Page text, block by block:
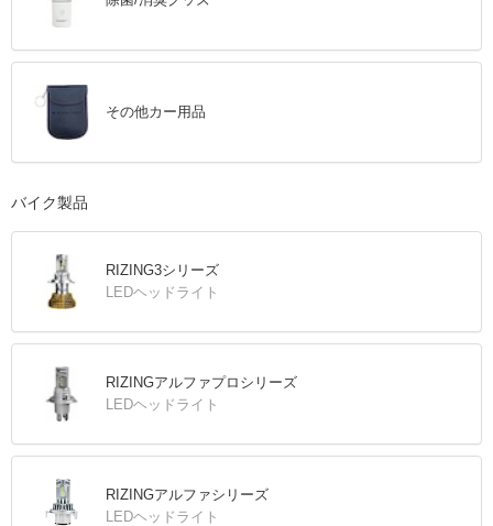
その他カー用品
バイク製品
RIZING3シリーズ
LEDヘッドライト
RIZINGアルファプロシリーズ
LEDヘッドライト
RIZINGアルファシリーズ
LEDヘッドライト